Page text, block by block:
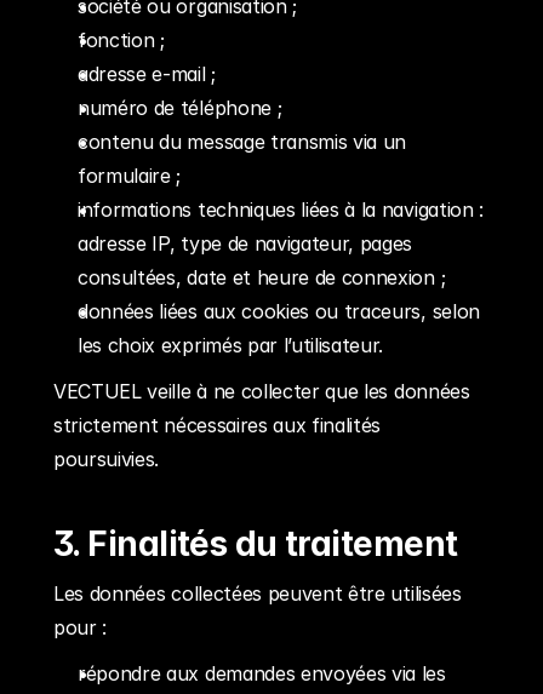
société ou organisation ;
fonction ;
adresse e-mail ;
numéro de téléphone ;
contenu du message transmis via un
formulaire ;
informations techniques liées à la navigation :
adresse IP, type de navigateur, pages
consultées, date et heure de connexion ;
données liées aux cookies ou traceurs, selon
les choix exprimés par l’utilisateur.
VECTUEL veille à ne collecter que les données
strictement nécessaires aux finalités
poursuivies.
3. Finalités du traitement
Les données collectées peuvent être utilisées
pour :
répondre aux demandes envoyées via les